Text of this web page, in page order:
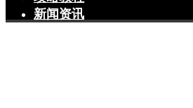
新闻资讯